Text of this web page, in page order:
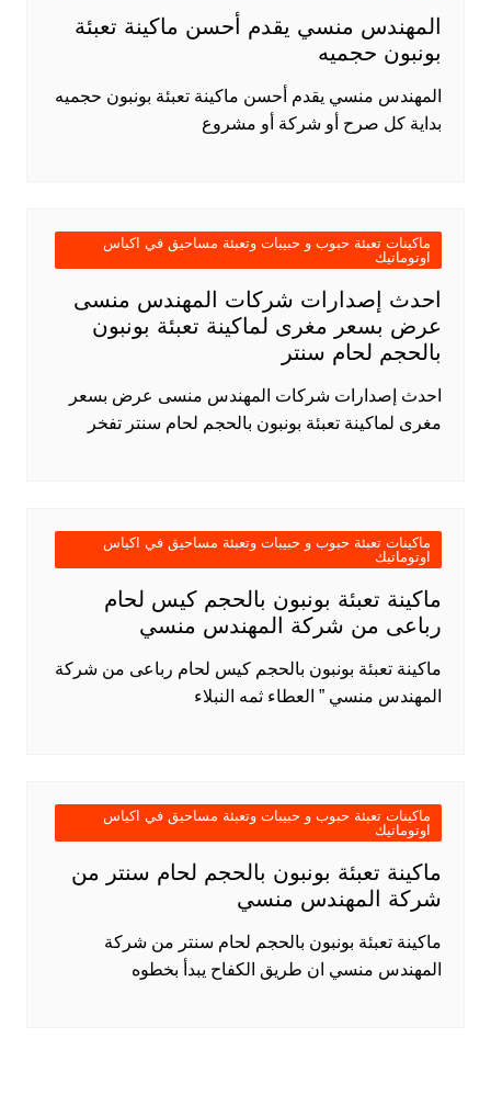
المهندس منسي يقدم أحسن ماكينة تعبئة
بونبون حجميه
المهندس منسي يقدم أحسن ماكينة تعبئة بونبون حجميه
بداية كل صرح أو شركة أو مشروع
ماكينات تعبئة حبوب و حبيبات وتعبئة مساحيق في اكياس
اوتوماتيك
احدث إصدارات شركات المهندس منسى
عرض بسعر مغرى لماكينة تعبئة بونبون
بالحجم لحام سنتر
احدث إصدارات شركات المهندس منسى عرض بسعر
مغرى لماكينة تعبئة بونبون بالحجم لحام سنتر تفخر
ماكينات تعبئة حبوب و حبيبات وتعبئة مساحيق في اكياس
اوتوماتيك
ماكينة تعبئة بونبون بالحجم كيس لحام
رباعى من شركة المهندس منسي
ماكينة تعبئة بونبون بالحجم كيس لحام رباعى من شركة
المهندس منسي ” العطاء ثمه النبلاء
ماكينات تعبئة حبوب و حبيبات وتعبئة مساحيق في اكياس
اوتوماتيك
ماكينة تعبئة بونبون بالحجم لحام سنتر من
شركة المهندس منسي
ماكينة تعبئة بونبون بالحجم لحام سنتر من شركة
المهندس منسي ان طريق الكفاح يبدأ بخطوه